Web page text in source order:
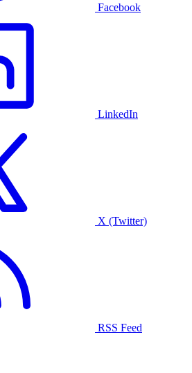
Facebook
LinkedIn
X (Twitter)
RSS Feed